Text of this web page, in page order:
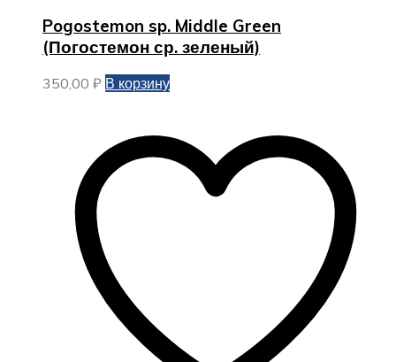
Pogostemon sp. Middle Green
(Погостемон ср. зеленый)
350,00 ₽ В корзину